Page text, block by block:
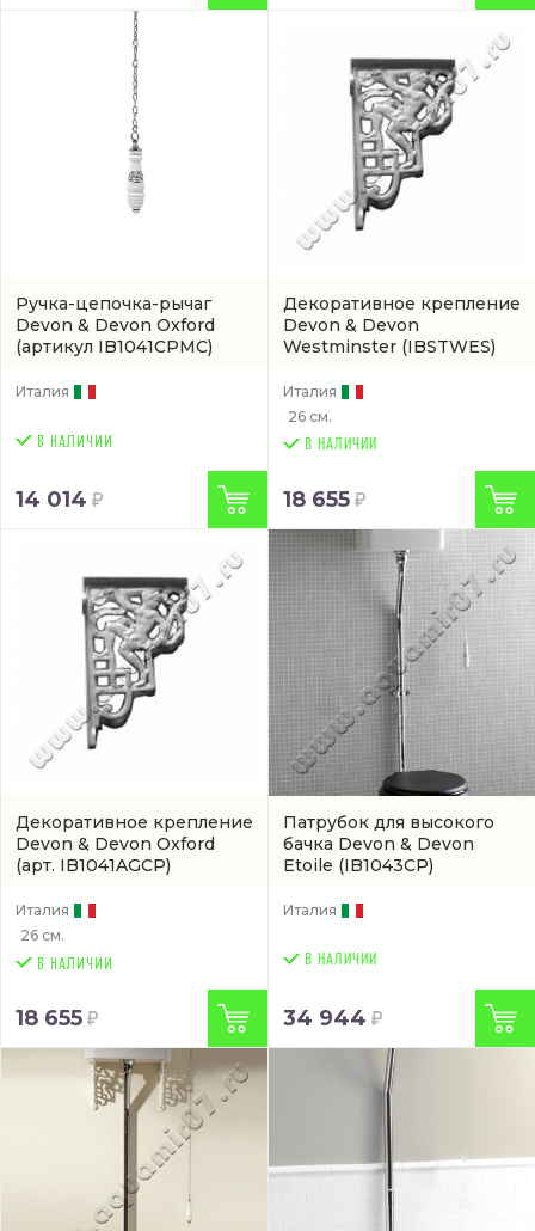
Ручка-цепочка-рычаг
Devon & Devon Oxford
(артикул IB1041CPMC)
Италия
14 014
Декоративное крепление
Devon & Devon
Westminster (IBSTWES)
Италия
26 см.
В НАЛИЧИИ
18 655
Декоративное крепление
Devon & Devon Oxford
(арт. IB1041AGCP)
Италия
26 см.
18 655
Патрубок для высокого
бачка Devon & Devon
Etoile (IB1043CP)
Италия
В НАЛИЧИИ
34 944